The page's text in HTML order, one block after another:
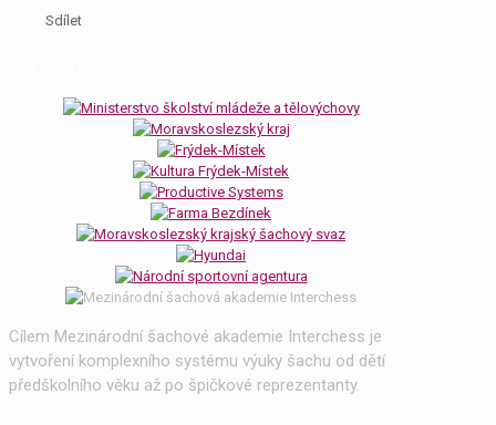
Sdílet
Cílem Mezinárodní šachové akademie Interchess je
vytvoření komplexního systému výuky šachu od dětí
předškolního věku až po špičkové reprezentanty.